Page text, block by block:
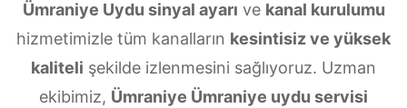
Ümraniye Uydu sinyal ayarı ve kanal kurulumu
hizmetimizle tüm kanalların kesintisiz ve yüksek
kaliteli şekilde izlenmesini sağlıyoruz. Uzman
ekibimiz, Ümraniye Ümraniye uydu servisi